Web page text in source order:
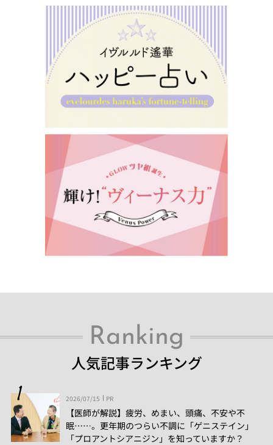
Ranking
人気記事ランキング
2026/07/15 PR
【医師が解説】疲労、めまい、頭痛、不安や不
眠……。更年期のつらい不調に「ゲニステイン」
「プロアントシアニジン」を知っていますか？